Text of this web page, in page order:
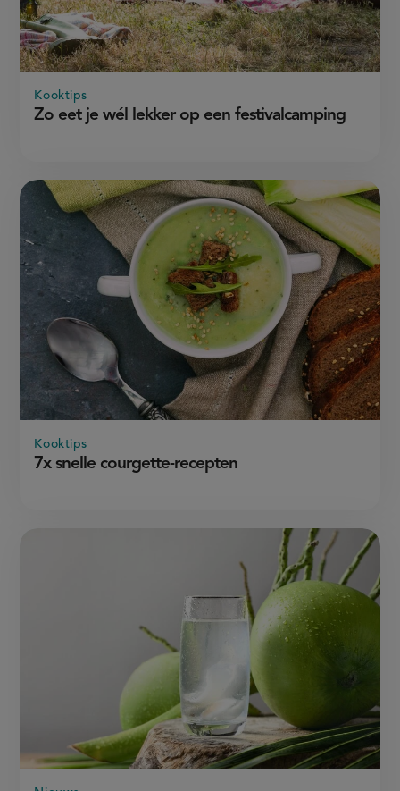
Zo eet je wél lekker op een festivalcamping
Kooktips
7x snelle courgette-recepten
Kooktips